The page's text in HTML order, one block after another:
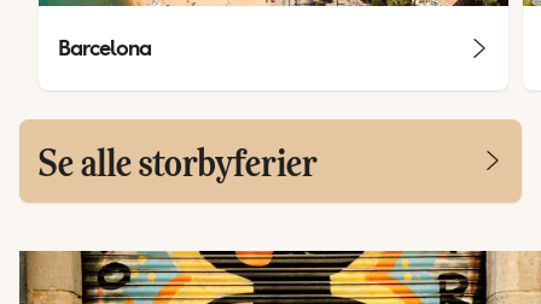
Barcelona
Se alle storbyferier